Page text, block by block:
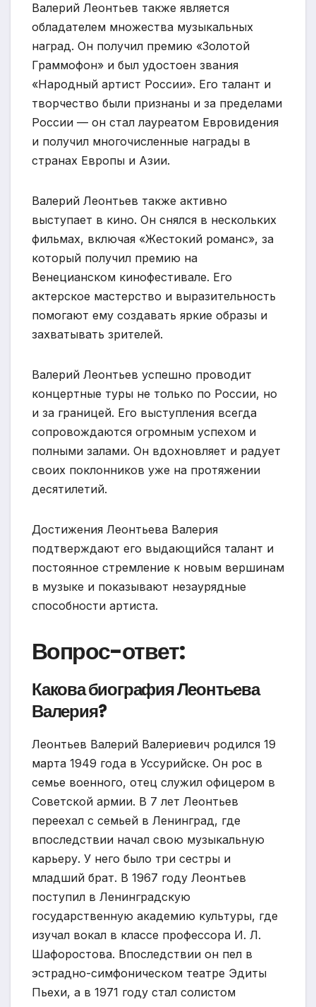
Валерий Леонтьев также является
обладателем множества музыкальных
наград. Он получил премию «Золотой
Граммофон» и был удостоен звания
«Народный артист России». Его талант и
творчество были признаны и за пределами
России — он стал лауреатом Евровидения
и получил многочисленные награды в
странах Европы и Азии.
Валерий Леонтьев также активно
выступает в кино. Он снялся в нескольких
фильмах, включая «Жестокий романс», за
который получил премию на
Венецианском кинофестивале. Его
актерское мастерство и выразительность
помогают ему создавать яркие образы и
захватывать зрителей.
Валерий Леонтьев успешно проводит
концертные туры не только по России, но
и за границей. Его выступления всегда
сопровождаются огромным успехом и
полными залами. Он вдохновляет и радует
своих поклонников уже на протяжении
десятилетий.
Достижения Леонтьева Валерия
подтверждают его выдающийся талант и
постоянное стремление к новым вершинам
в музыке и показывают незаурядные
способности артиста.
Вопрос-ответ:
Какова биография Леонтьева
Валерия?
Леонтьев Валерий Валериевич родился 19
марта 1949 года в Уссурийске. Он рос в
семье военного, отец служил офицером в
Советской армии. В 7 лет Леонтьев
переехал с семьей в Ленинград, где
впоследствии начал свою музыкальную
карьеру. У него было три сестры и
младший брат. В 1967 году Леонтьев
поступил в Ленинградскую
государственную академию культуры, где
изучал вокал в классе профессора И. Л.
Шафоростова. Впоследствии он пел в
эстрадно-симфоническом театре Эдиты
Пьехи, а в 1971 году стал солистом